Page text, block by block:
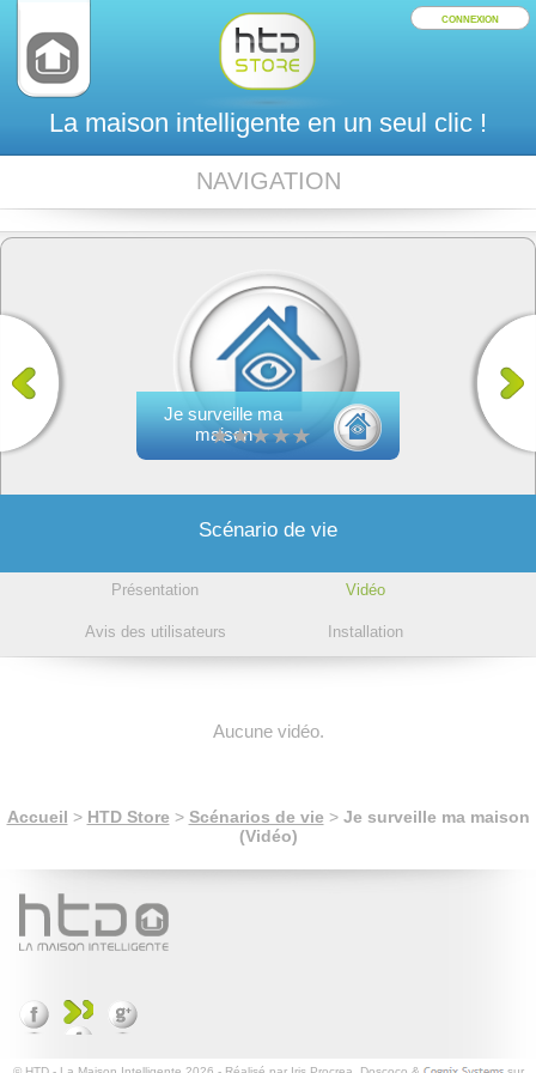
La maison intelligente en un seul clic !
CONNEXION
NAVIGATION
Je surveille ma
maison
Scénario de vie
Présentation Vidéo
Avis des utilisateurs Installation
Aucune vidéo.
Accueil > HTD Store > Scénarios de vie > Je surveille ma maison
(Vidéo)